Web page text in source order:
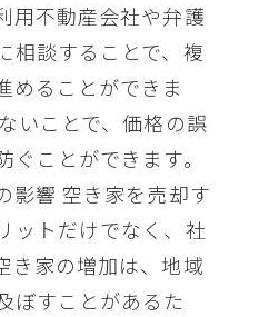
用不動産会社や弁護
相談することで、複
めることができま
いことで、価格の誤
ことができます。
影響 空き家を売却す
ットだけでなく、社
き家の増加は、地域
ぼすことがあるた